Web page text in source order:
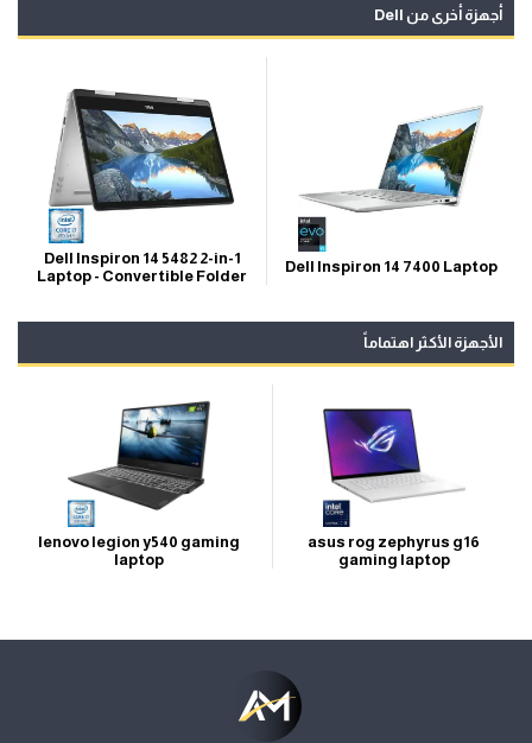
أجهزة أخرى من Dell
Dell Inspiron 14 7400 Laptop
Dell Inspiron 14 5482 2-in-1
Laptop - Convertible Folder
الأجهزة الأكثر اهتماماً
asus rog zephyrus g16
gaming laptop
lenovo legion y540 gaming
laptop